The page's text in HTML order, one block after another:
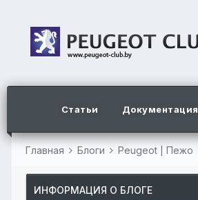
Статьи Документация
Главная Блоги Peugeot | Пежо
ИНФОРМАЦИЯ О БЛОГЕ